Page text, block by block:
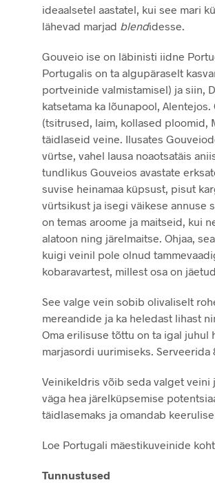
ideaalsetel aastatel, kui see mari
lähevad marjad blendidesse.
Gouveio ise on läbinisti iidne
Portugalis on ta algupäraselt
portveinide valmistamisel) ja siin,
katsetama ka lõunapool,
(tsitrused, laim, kollased ploomid,
täidlaseid veine. Ilusates
vürtse, vahel lausa noaotsatäis
tundlikus Gouveios avastate
suvise heinamaa küpsust, pisut
vürtsikust ja isegi väikese annuse
on temas aroome ja maitseid, kui
alatoon ning järelmaitse. Ohjaa,
kuigi veinil pole olnud
kobaravartest, millest osa on
See valge vein sobib olivaliselt
mereandide ja ka heledast lihast
Oma erilisuse tõttu on ta igal juhul
marjasordi uurimiseks. Serveerida
Veinikeldris võib seda valget veini
väga hea järelküpsemise
täidlasemaks ja omandab
Loe Portugali mäestikuveinide
Tunnustused